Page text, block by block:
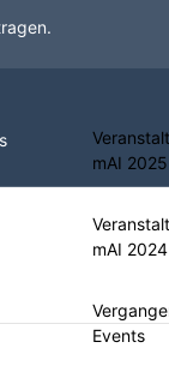
mAI 2025
mAI 2024
Events